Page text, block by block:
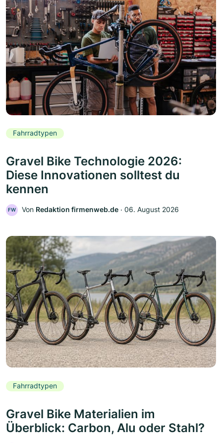
Fahrradtypen
Gravel Bike Technologie 2026:
Diese Innovationen solltest du
kennen
FW Von Redaktion firmenweb.de ‧ 06. August 2026
Fahrradtypen
Gravel Bike Materialien im
Überblick: Carbon, Alu oder Stahl?